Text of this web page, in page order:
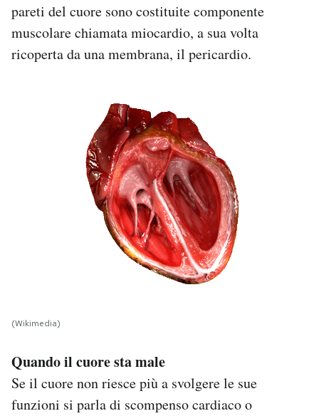
pareti del cuore sono costituite componente
muscolare chiamata miocardio, a sua volta
ricoperta da una membrana, il pericardio.
(Wikimedia)
Quando il cuore sta male
Se il cuore non riesce più a svolgere le sue
funzioni si parla di scompenso cardiaco o